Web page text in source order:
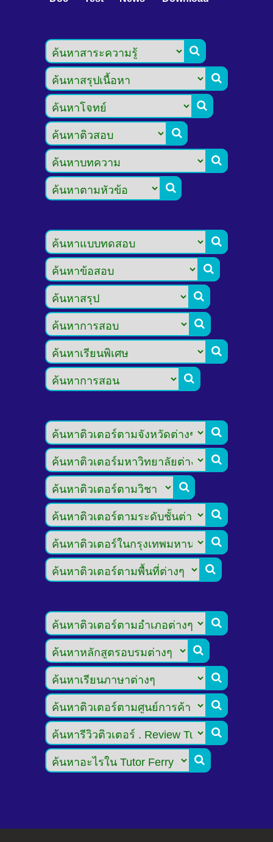























